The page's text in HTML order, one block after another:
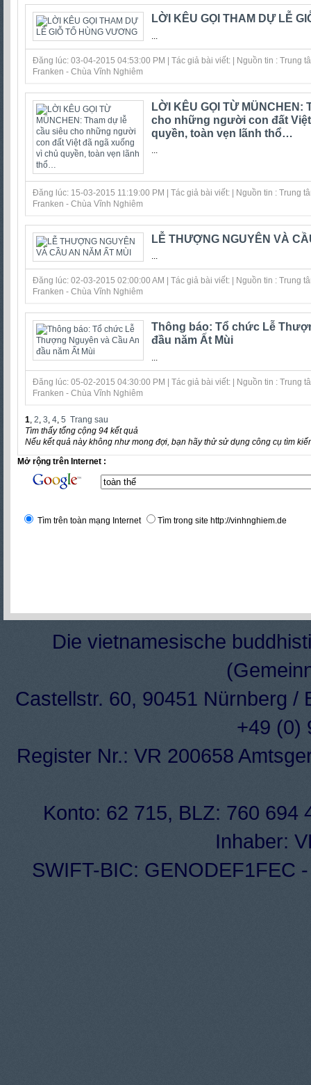
LỜI KÊU GỌI THAM DỰ LỄ
Đăng lúc: 03-04-2015 04:53:00 PM | Tác giả bài viết: | Nguồn tin : Trung
Franken - Chùa Vĩnh Nghiêm
LỜI KÊU GỌI TỪ MÜNCHEN:
cho những người con đất
quyền, toàn vẹn lãnh thổ…
...
Đăng lúc: 15-03-2015 11:19:00 PM | Tác giả bài viết: | Nguồn tin : Trung
Franken - Chùa Vĩnh Nghiêm
LỄ THƯỢNG NGUYÊN VÀ
...
Đăng lúc: 02-03-2015 02:00:00 AM | Tác giả bài viết: | Nguồn tin : Trung
Franken - Chùa Vĩnh Nghiêm
Thông báo: Tổ chức Lễ
đầu năm Ất Mùi
...
Đăng lúc: 05-02-2015 04:30:00 PM | Tác giả bài viết: | Nguồn tin : Trung
Franken - Chùa Vĩnh Nghiêm
1, 2, 3, 4, 5 Trang sau
Tìm thấy tổng cộng 94 kết quả
Nếu kết quả này không như mong đợi, bạn hãy thử sử dụng công cụ tìm
Mở rộng trên Internet :
Tìm trên toàn mạng Internet Tìm trong site http://vinhnghiem.de
Die vietnamesische
Castellstr. 60, 90451 Nürnberg /
+49 (0)
Register Nr.: VR 200658
Konto: 62 715, BLZ: 760 694
Inhaber:
SWIFT-BIC: GENODEF1FEC